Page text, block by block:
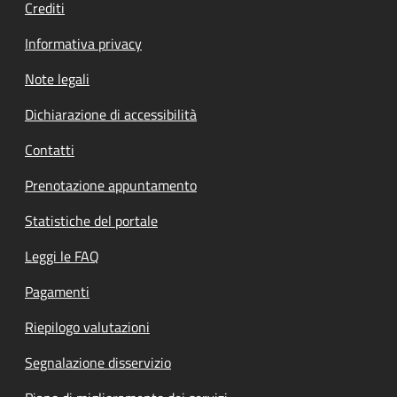
Crediti
Informativa privacy
Note legali
Dichiarazione di accessibilità
Contatti
Prenotazione appuntamento
Statistiche del portale
Leggi le FAQ
Pagamenti
Riepilogo valutazioni
Segnalazione disservizio